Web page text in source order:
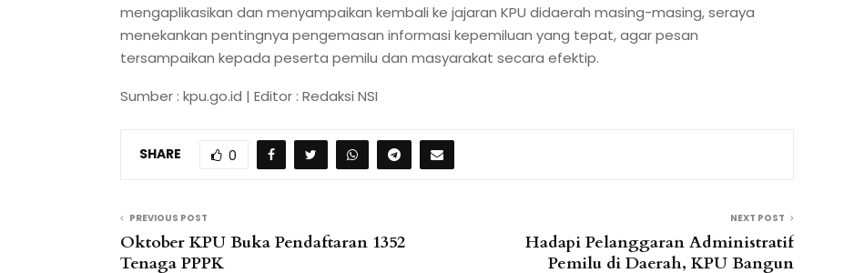
mengaplikasikan dan menyampaikan kembali ke jajaran KPU didaerah masing-masing, seraya
menekankan pentingnya pengemasan informasi kepemiluan yang tepat, agar pesan
tersampaikan kepada peserta pemilu dan masyarakat secara efektip.
Sumber : kpu.go.id | Editor : Redaksi NSI
SHARE 0
PREVIOUS POST
Oktober KPU Buka Pendaftaran 1352
Tenaga PPPK
NEXT POST
Hadapi Pelanggaran Administratif
Pemilu di Daerah, KPU Bangun